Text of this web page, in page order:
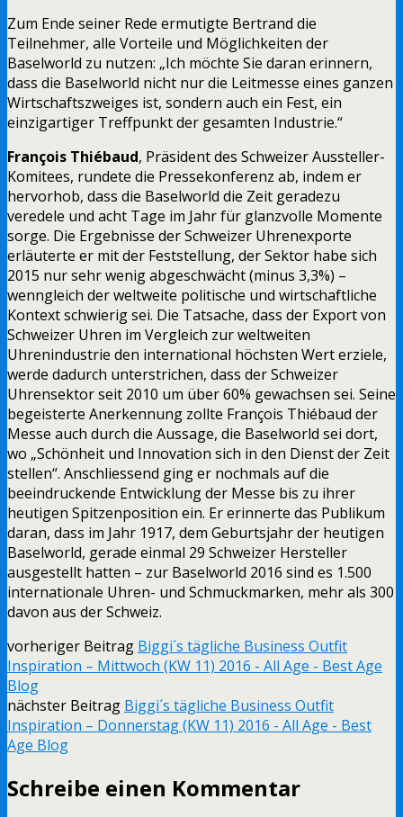
Zum Ende seiner Rede ermutigte Bertrand die
Teilnehmer, alle Vorteile und Möglichkeiten der
Baselworld zu nutzen: „Ich möchte Sie daran erinnern,
dass die Baselworld nicht nur die Leitmesse eines ganzen
Wirtschaftszweiges ist, sondern auch ein Fest, ein
einzigartiger Treffpunkt der gesamten Industrie.“
François Thiébaud, Präsident des Schweizer Aussteller-
Komitees, rundete die Pressekonferenz ab, indem er
hervorhob, dass die Baselworld die Zeit geradezu
veredele und acht Tage im Jahr für glanzvolle Momente
sorge. Die Ergebnisse der Schweizer Uhrenexporte
erläuterte er mit der Feststellung, der Sektor habe sich
2015 nur sehr wenig abgeschwächt (minus 3,3%) –
wenngleich der weltweite politische und wirtschaftliche
Kontext schwierig sei. Die Tatsache, dass der Export von
Schweizer Uhren im Vergleich zur weltweiten
Uhrenindustrie den international höchsten Wert erziele,
werde dadurch unterstrichen, dass der Schweizer
Uhrensektor seit 2010 um über 60% gewachsen sei. Seine
begeisterte Anerkennung zollte François Thiébaud der
Messe auch durch die Aussage, die Baselworld sei dort,
wo „Schönheit und Innovation sich in den Dienst der Zeit
stellen“. Anschliessend ging er nochmals auf die
beeindruckende Entwicklung der Messe bis zu ihrer
heutigen Spitzenposition ein. Er erinnerte das Publikum
daran, dass im Jahr 1917, dem Geburtsjahr der heutigen
Baselworld, gerade einmal 29 Schweizer Hersteller
ausgestellt hatten – zur Baselworld 2016 sind es 1.500
internationale Uhren- und Schmuckmarken, mehr als 300
davon aus der Schweiz.
vorheriger Beitrag Biggi´s tägliche Business Outfit
Inspiration – Mittwoch (KW 11) 2016 - All Age - Best Age
Blog
nächster Beitrag Biggi´s tägliche Business Outfit
Inspiration – Donnerstag (KW 11) 2016 - All Age - Best
Age Blog
Schreibe einen Kommentar